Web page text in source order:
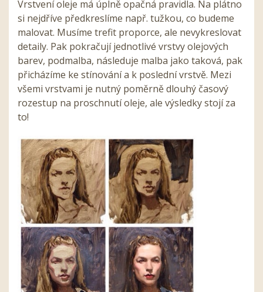
Vrstvení oleje má úplně opačná pravidla. Na plátno
si nejdříve předkreslíme např. tužkou, co budeme
malovat. Musíme trefit proporce, ale nevykreslovat
detaily. Pak pokračují jednotlivé vrstvy olejových
barev, podmalba, následuje malba jako taková, pak
přicházíme ke stínování a k poslední vrstvě. Mezi
všemi vrstvami je nutný poměrně dlouhý časový
rozestup na proschnutí oleje, ale výsledky stojí za
to!